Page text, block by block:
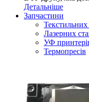
Детальніше
Запчастини
Текстильних
Лазерних
УФ
Термопресів